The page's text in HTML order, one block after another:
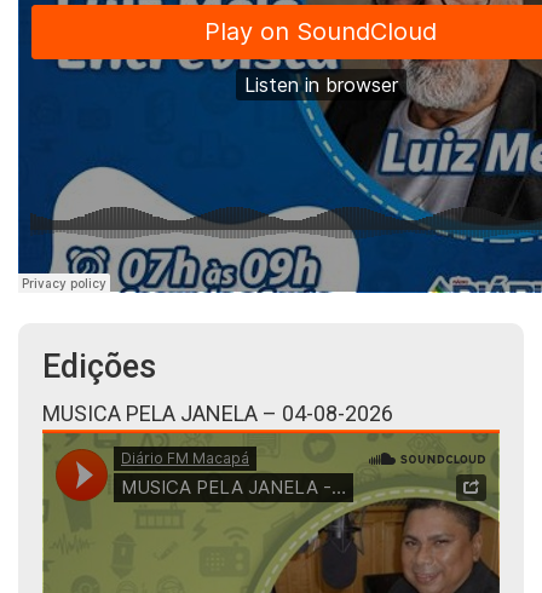
Edições
MUSICA PELA JANELA – 04-08-2026